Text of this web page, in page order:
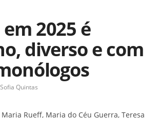
em 2025 é
diverso e com
Sofia Quintas
Rueff, Maria do Céu Guerra, Teresa